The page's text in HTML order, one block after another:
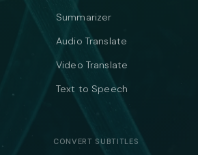
Summarizer
Audio Translate
Video Translate
Text to Speech
CONVERT SUBTITLES